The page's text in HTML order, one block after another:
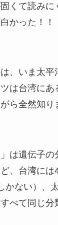
くて読みに
かった！！
、いま太平
は台湾にあ
ら全然知り
は遺伝子
、台湾には
かない）、
べて同じ分